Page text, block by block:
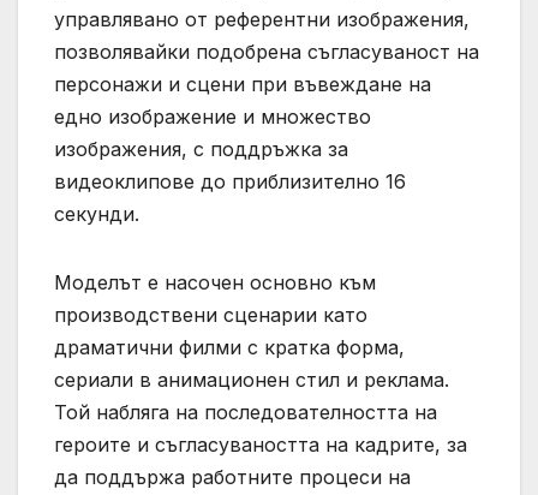
управлявано от референтни изображения,
позволявайки подобрена съгласуваност на
персонажи и сцени при въвеждане на
едно изображение и множество
изображения, с поддръжка за
видеоклипове до приблизително 16
секунди.
Моделът е насочен основно към
производствени сценарии като
драматични филми с кратка форма,
сериали в анимационен стил и реклама.
Той набляга на последователността на
героите и съгласуваността на кадрите, за
да поддържа работните процеси на